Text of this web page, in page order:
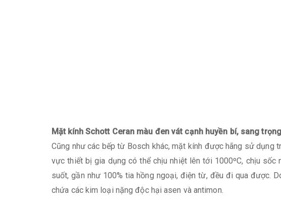
Mặt kính Schott Ceran màu đen vát cạnh huyền bí, sang trọng
Cũng như các bếp từ Bosch khác, mặt kính được hãng sử dụng
vực thiết bị gia dụng có thể chịu nhiệt lên tới 1000ºC, chịu
suốt, gần như 100% tia hồng ngoại, điện từ, đều đi qua được.
chứa các kim loại nặng độc hại asen và antimon.